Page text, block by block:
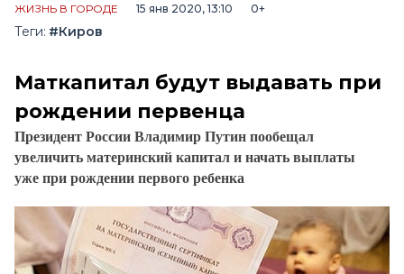
ЖИЗНЬ В ГОРОДЕ 15 янв 2020, 13:10 0+
Теги: #Киров
Маткапитал будут выдавать при
рождении первенца
Президент России Владимир Путин пообещал
увеличить материнский капитал и начать выплаты
уже при рождении первого ребенка